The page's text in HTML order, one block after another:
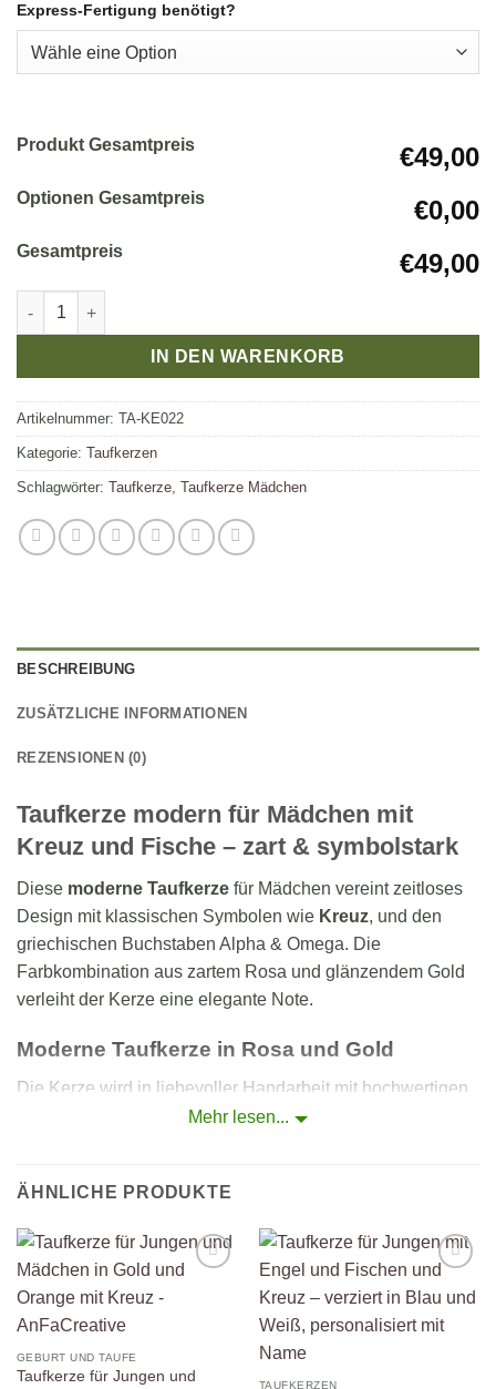
Express-Fertigung benötigt?
Produkt Gesamtpreis €49,00
Optionen Gesamtpreis €0,00
Gesamtpreis €49,00
Taufkerze modern für Mädchen mit Kreuz und Fische Menge
IN DEN WARENKORB
Artikelnummer: TA-KE022
Kategorie: Taufkerzen
Schlagwörter: Taufkerze, Taufkerze Mädchen
BESCHREIBUNG
ZUSÄTZLICHE INFORMATIONEN
REZENSIONEN (0)
Taufkerze modern für Mädchen mit
Kreuz und Fische – zart & symbolstark
Diese moderne Taufkerze für Mädchen vereint zeitloses
Design mit klassischen Symbolen wie Kreuz, und den
griechischen Buchstaben Alpha & Omega. Die
Farbkombination aus zartem Rosa und glänzendem Gold
verleiht der Kerze eine elegante Note.
Moderne Taufkerze in Rosa und Gold
Die Kerze wird in liebevoller Handarbeit mit hochwertigen
Wachsplatten und goldenen Wachsstreifen verziert. Jedes
Taufdatum.
Designmerkmale
Symbole: Kreuz, Fische, Alpha & Omega
Größe & Gestaltung: individuell wählbar
Mehr lesen...
ÄHNLICHE PRODUKTE
Wunschliste
GEBURT UND TAUFE
Taufkerze für Jungen und
Wunschliste
TAUFKERZEN